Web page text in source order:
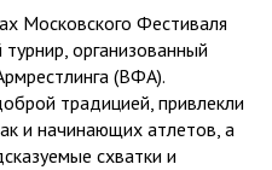
Московского Фестиваля
организованный
(ВФА).
традицией, привлекли
и начинающих атлетов, а
схватки и